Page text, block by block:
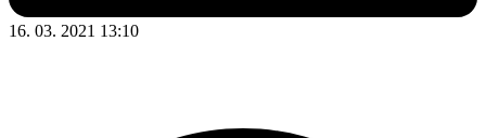
16. 03. 2021 13:10